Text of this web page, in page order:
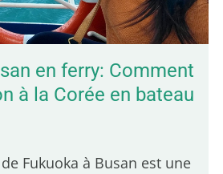
petit prix sur de grands
en ferry: Comment
à la Corée en bateau
Fukuoka à Busan est une